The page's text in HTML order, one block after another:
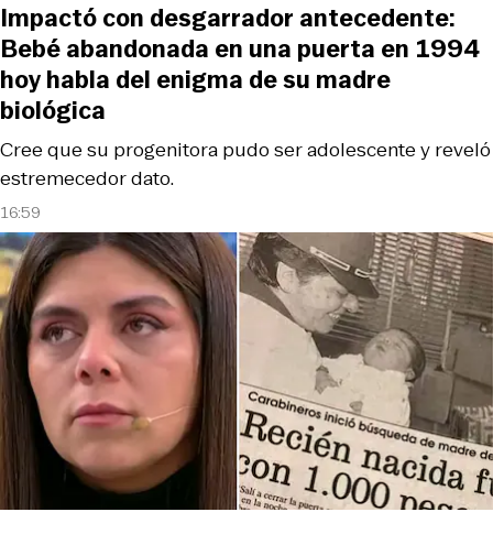
16:59
Cree que su progenitora pudo ser adolescente y reveló
estremecedor dato.
Impactó con desgarrador antecedente:
Bebé abandonada en una puerta en 1994
hoy habla del enigma de su madre
biológica